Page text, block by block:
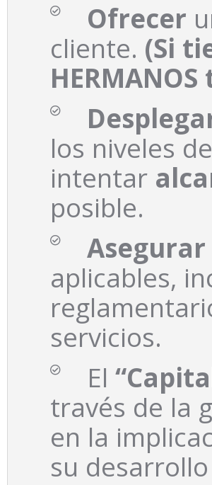
Ofrecer
cliente. (Si
los niveles
intentar
posible.
Asegurar
aplicables,
servicios.
El
través de la
en la
su